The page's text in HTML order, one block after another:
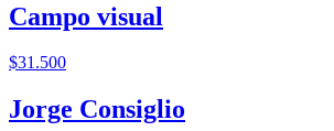
Campo visual
$31.500
Jorge Consiglio